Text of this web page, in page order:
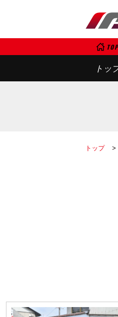
トッ
トップ